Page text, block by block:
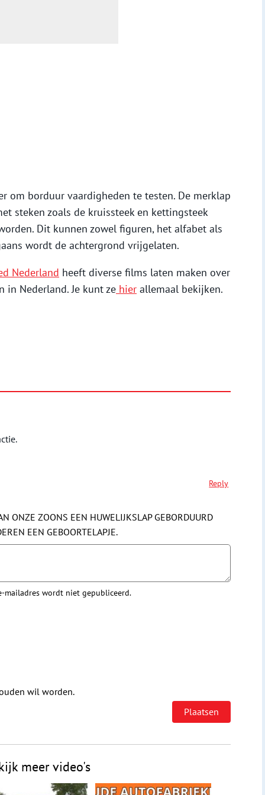
om borduur vaardigheden te testen. De merklap
steken zoals de kruissteek en kettingsteek
Dit kunnen zowel figuren, het alfabet als
wordt de achtergrond vrijgelaten.
Nederland heeft diverse films laten maken over
in Nederland. Je kunt ze hier allemaal bekijken.
ONZE ZOONS EEN HUWELIJKSLAP GEBORDUURD
EEN GEBOORTELAPJE.
Reply
mailadres wordt niet gepubliceerd.
wil worden.
meer video's